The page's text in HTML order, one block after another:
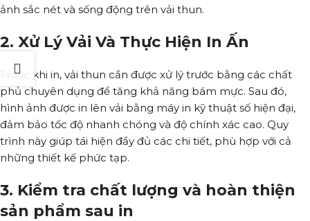
ảnh sắc nét và sống động trên vải thun.
2. Xử Lý Vải Và Thực Hiện In Ấn
Trước khi in, vải thun cần được xử lý trước bằng các chất
phủ chuyên dụng để tăng khả năng bám mực. Sau đó,
hình ảnh được in lên vải bằng máy in kỹ thuật số hiện đại,
đảm bảo tốc độ nhanh chóng và độ chính xác cao. Quy
trình này giúp tái hiện đầy đủ các chi tiết, phù hợp với cả
những thiết kế phức tạp.
3. Kiểm tra chất lượng và hoàn thiện
sản phẩm sau in